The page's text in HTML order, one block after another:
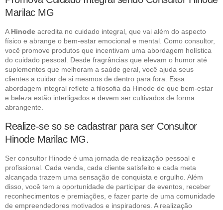
Marilac MG
A Hinode acredita no cuidado integral, que vai além do aspecto
físico e abrange o bem-estar emocional e mental. Como consultor,
você promove produtos que incentivam uma abordagem holística
do cuidado pessoal. Desde fragrâncias que elevam o humor até
suplementos que melhoram a saúde geral, você ajuda seus
clientes a cuidar de si mesmos de dentro para fora. Essa
abordagem integral reflete a filosofia da Hinode de que bem-estar
e beleza estão interligados e devem ser cultivados de forma
abrangente.
Realize-se so se cadastrar para ser Consultor
Hinode Marilac MG.
Ser consultor Hinode é uma jornada de realização pessoal e
profissional. Cada venda, cada cliente satisfeito e cada meta
alcançada trazem uma sensação de conquista e orgulho. Além
disso, você tem a oportunidade de participar de eventos, receber
reconhecimentos e premiações, e fazer parte de uma comunidade
de empreendedores motivados e inspiradores. A realização